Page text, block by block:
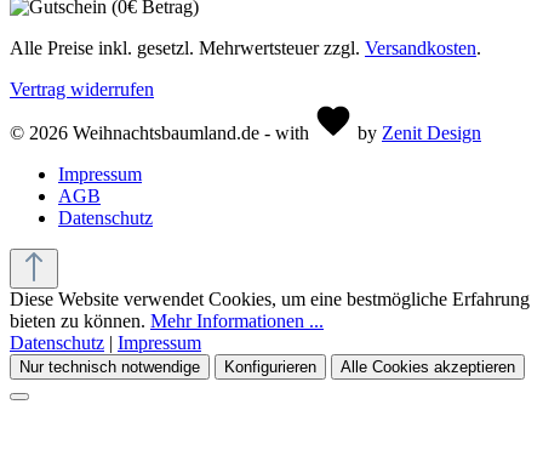
Alle Preise inkl. gesetzl. Mehrwertsteuer zzgl. Versandkosten.
Vertrag widerrufen
© 2026 Weihnachtsbaumland.de - with by Zenit Design
Impressum
AGB
Datenschutz
Diese Website verwendet Cookies, um eine bestmögliche Erfahrung
bieten zu können. Mehr Informationen ...
Datenschutz | Impressum
Nur technisch notwendige Konfigurieren Alle Cookies akzeptieren